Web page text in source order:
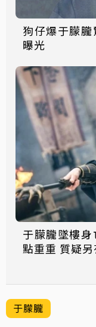
狗仔爆于朦
曝光
于朦朧墜樓
點重重 質疑
于朦朧